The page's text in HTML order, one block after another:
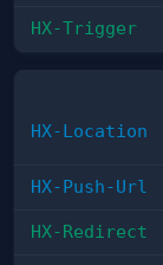
HX-Trigger
HX-Location
HX-Push-Url
HX-Redirect